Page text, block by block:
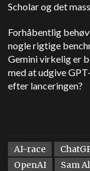
Scholar og det
Forhåbentlig
nogle rigtige
Gemini virkelig er
med at udgive
efter lanceringen?
AI-race
OpenAI
Sam